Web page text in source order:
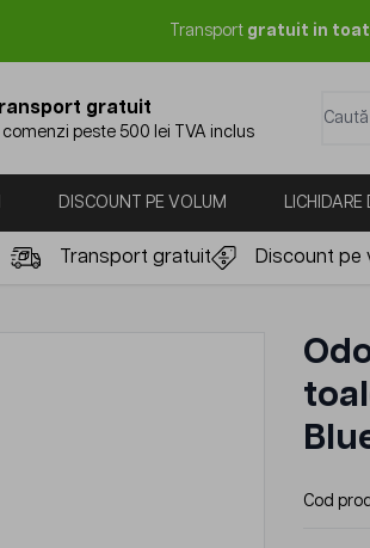
Transport gratuit in
gratuit
comenzi peste 500 lei TVA inclus
DISCOUNT PE VOLUM
Transport gratuit Discount pe
Cod